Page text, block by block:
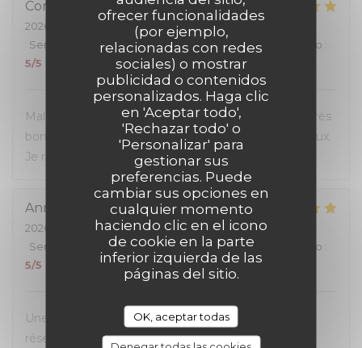
ofrecer funcionalidades
(por ejemplo,
relacionadas con redes
sociales) o mostrar
publicidad o contenidos
personalizados. Haga clic
en 'Aceptar todo',
'Rechazar todo' o
'Personalizar' para
gestionar sus
preferencias. Puede
cambiar sus opciones en
cualquier momento
haciendo clic en el icono
de cookie en la parte
inferior izquierda de las
páginas del sitio.
OK, aceptar todas
Corinne
2026-07-04
- 20:00 - Invitados 3
Servicio
Ambiente:5/5 Menú: 5/5 Calidad / Precio :
5/5
Malgré l'affluence, personnel sympa et à l'écoute. Très
bon rapport qualité-prix, les hamburgers sont délicieux.
Je recommande.
Anna
2026-07-05
- 12:00 - Invitados 4
Servicio
Ambiente:5/5 Menú: 5/5 Calidad / Precio :
5/5
Une excellente expérience du début à la fin. La
réservation en ligne était très simple et fluide, avec